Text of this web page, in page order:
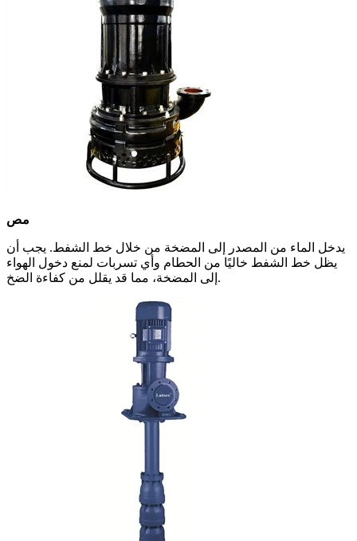
مص
يدخل الماء من المصدر إلى المضخة من خلال خط الشفط. يجب أن
يظل خط الشفط خاليًا من الحطام وأي تسربات لمنع دخول الهواء
إلى المضخة، مما قد يقلل من كفاءة الضخ.